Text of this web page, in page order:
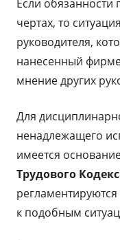
Если
чертах, то
руководителя,
нанесенный
мнение других
Для
ненадлежащего
имеется
Трудового
к подобным